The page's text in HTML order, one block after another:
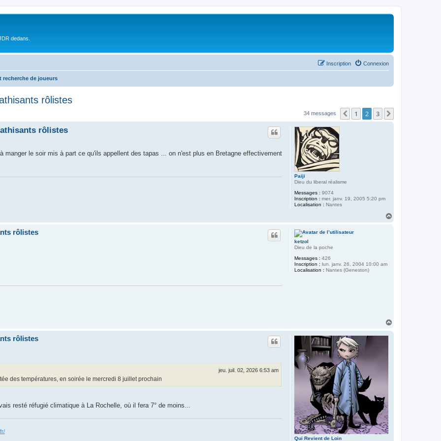
dedans.
Connexion
Inscription
recherche de joueurs
rôlistes
34 messages Précédent
1 2 3
Paiji
Dieu du liberal réalisme
Messages : 9074
Inscription : mer. janv. 19, 2005 5:20 pm
Localisation : Nantes
rôlistes
manger le soir mis à part ce qu'ils appellent des tapas ... on n'est plus en Bretagne effectivement
ketzol
Dieu de la poche
Messages : 426
Inscription : lun. janv. 26, 2004 10:00 am
Localisation : Nantes (Geneston)
rôlistes
Qui Revient de Loin
rôlistes
jeu. juil. 02, 2026 6:53 am
des températures, en soirée le mercredi 8 juillet prochain
resté réfugié climatique à La Rochelle, où il fera 7° de moins...